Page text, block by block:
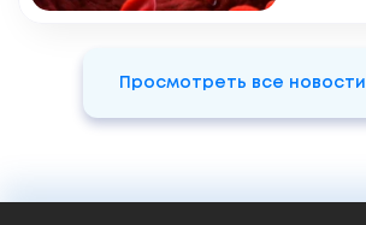
Просмотреть все новости